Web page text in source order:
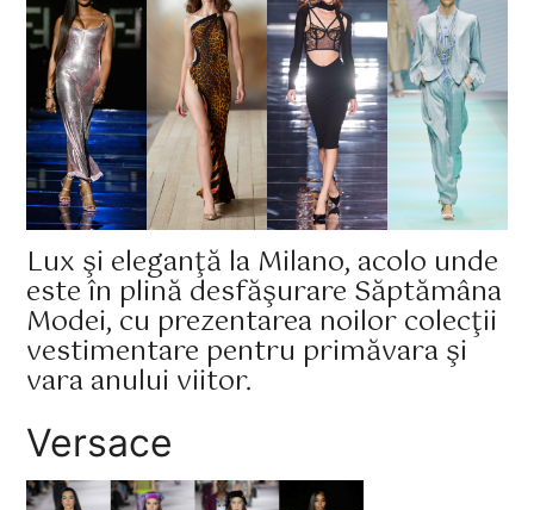
Lux şi eleganţă la Milano, acolo unde
este în plină desfăşurare Săptămâna
Modei, cu prezentarea noilor colecţii
vestimentare pentru primăvara şi
vara anului viitor.
Versace